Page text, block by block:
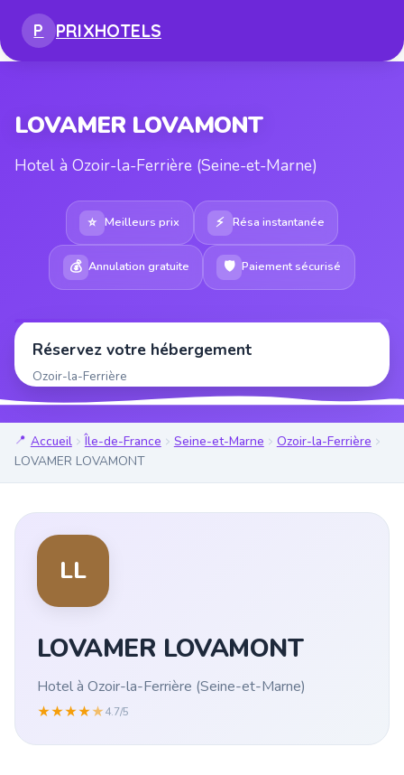
P PRIXHOTELS
LOVAMER LOVAMONT
Hotel à Ozoir-la-Ferrière (Seine-et-Marne)
⭐ Meilleurs prix ⚡ Résa instantanée
💰 Annulation gratuite 🛡 Paiement sécurisé
Réservez votre hébergement
Ozoir-la-Ferrière
Accueil Île-de-France Seine-et-Marne
Ozoir-la-Ferrière
LOVAMER LOVAMONT
LL
LOVAMER LOVAMONT
Hotel à Ozoir-la-Ferrière (Seine-et-Marne)
★★★★★4.7/5